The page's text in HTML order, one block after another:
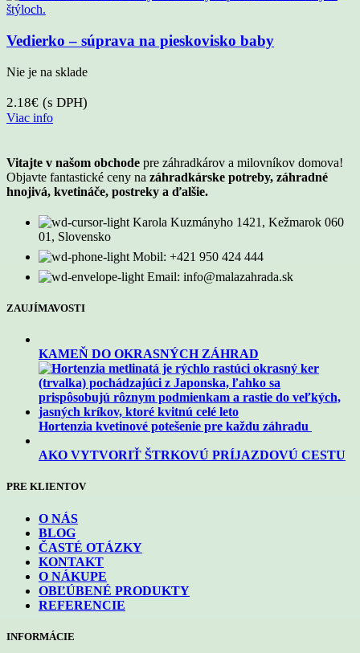
Vedierko – súprava na pieskovisko baby
Nie je na sklade
2.18€ (s DPH)
Viac info
Vitajte v našom obchode pre záhradkárov a milovníkov domova!
Objavte fantastické ceny na záhradkárske potreby, záhradné
hnojivá, kvetináče, postreky a ďalšie.
Karola Kuzmányho 1421, Kežmarok 060
01, Slovensko
Mobil: +421 950 424 444
Email: info@malazahrada.sk
ZAUJÍMAVOSTI
KAMEŇ DO OKRASNÝCH ZÁHRAD
Hortenzia kvetinové potešenie pre každu záhradu
AKO VYTVORIŤ ŠTRKOVÚ PRÍJAZDOVÚ CESTU
PRE KLIENTOV
O NÁS
BLOG
ČASTÉ OTÁZKY
KONTAKT
O NÁKUPE
OBĽÚBENÉ PRODUKTY
REFERENCIE
INFORMÁCIE